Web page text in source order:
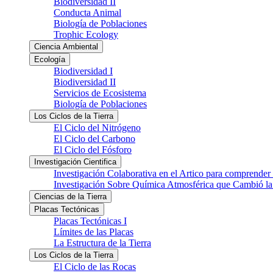
Conducta Animal
Biología de Poblaciones
Trophic Ecology
Ciencia Ambiental
Ecología
Biodiversidad I
Biodiversidad II
Servicios de Ecosistema
Biología de Poblaciones
Los Ciclos de la Tierra
El Ciclo del Nitrógeno
El Ciclo del Carbono
El Ciclo del Fósforo
Investigación Cientifica
Investigación Colaborativa en el Artico para
Investigación Sobre Química Atmosférica que Cambió
Ciencias de la Tierra
Placas Tectónicas
Placas Tectónicas I
Límites de las Placas
La Estructura de la Tierra
Los Ciclos de la Tierra
El Ciclo de las Rocas